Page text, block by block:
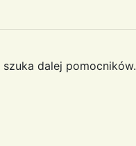
dalej pomocników.